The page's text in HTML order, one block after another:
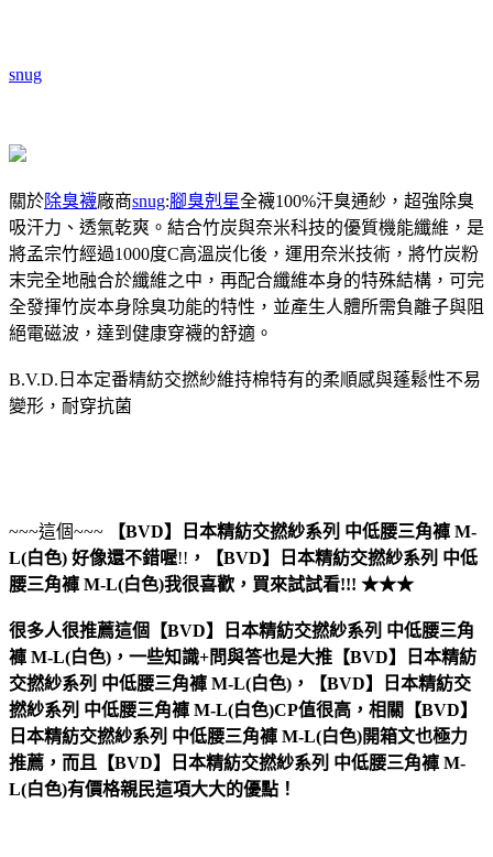
snug
關於除臭襪廠商snug:腳臭剋星全襪100%汗臭通紗，超強除臭
吸汗力、透氣乾爽。結合竹炭與奈米科技的優質機能纖維，是
將孟宗竹經過1000度C高溫炭化後，運用奈米技術，將竹炭粉
末完全地融合於纖維之中，再配合纖維本身的特殊結構，可完
全發揮竹炭本身除臭功能的特性，並產生人體所需負離子與阻
絕電磁波，達到健康穿襪的舒適。
B.V.D.日本定番精紡交撚紗維持棉特有的柔順感與蓬鬆性不易
變形，耐穿抗菌
~~~這個~~~
【BVD】日本精紡交撚紗系列 中低腰三角褲 M-
L(白色) 好像還不錯喔!! ，
【BVD】日本精紡交撚紗系列 中低
腰三角褲 M-L(白色)我很喜歡，買來試試看!!! ★★★
很多人很推薦這個【BVD】日本精紡交撚紗系列 中低腰三角
褲 M-L(白色)，一些知識+問與答也是大推【BVD】日本精紡
交撚紗系列 中低腰三角褲 M-L(白色)，【BVD】日本精紡交
撚紗系列 中低腰三角褲 M-L(白色)CP值很高，相關【BVD】
日本精紡交撚紗系列 中低腰三角褲 M-L(白色)開箱文也極力
推薦，而且【BVD】日本精紡交撚紗系列 中低腰三角褲 M-
L(白色)有價格親民這項大大的優點！